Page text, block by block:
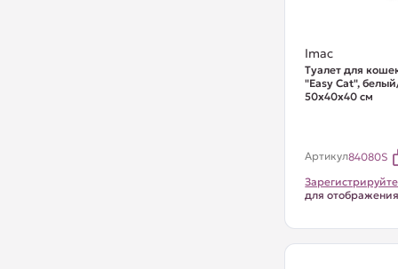
Imac
Туалет для
"Easy Cat",
50х40х40 см
Артикул84080S
для